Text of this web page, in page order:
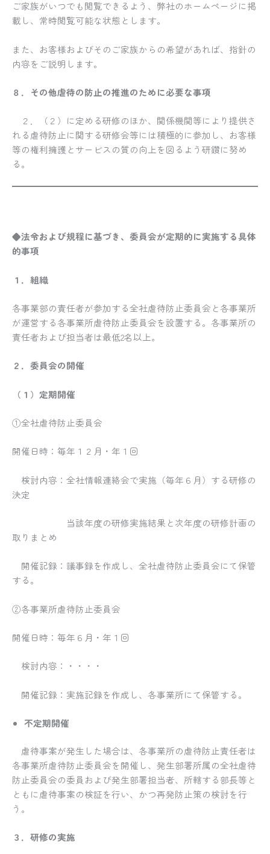
ご家族がいつでも閲覧できるよう、弊社のホームページに掲
載し、常時閲覧可能な状態とします。
また、お客様およびそのご家族からの希望があれば、指針の
内容をご説明します。
８．その他虐待の防止の推進のために必要な事項
２．（２）に定める研修のほか、関係機関等により提供さ
れる虐待防止に関する研修会等には積極的に参加し、お客様
等の権利擁護とサービスの質の向上を図るよう研鑽に努め
る。
◆法令および規程に基づき、委員会が定期的に実施する具体
的事項
１．組織
各事業部の責任者が参加する全社虐待防止委員会と各事業所
が運営する各事業所虐待防止委員会を設置する。各事業所の
責任者および担当者は最低2名以上。
２．委員会の開催
（１）定期開催
①全社虐待防止委員会
開催日時：毎年１２月・年１回
検討内容：全社情報連絡会で実施（毎年６月）する研修の
決定
当該年度の研修実施結果と次年度の研修計画の
取りまとめ
開催記録：議事録を作成し、全社虐待防止委員会にて保管
する。
②各事業所虐待防止委員会
開催日時：毎年６月・年１回
検討内容：・・・・
開催記録：実施記録を作成し、各事業所にて保管する。
不定期開催
虐待事案が発生した場合は、各事業所の虐待防止責任者は
各事業所虐待防止委員会を開催し、発生部署所属の全社虐待
防止委員会の委員および発生部署担当者、所轄する部長等と
ともに虐待事案の検証を行い、かつ再発防止策の検討を行
う。
３．研修の実施